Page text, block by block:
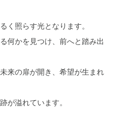
く照らす光となります。
何かを見つけ、前へと踏み出
来の扉が開き、希望が生まれ
が溢れています。